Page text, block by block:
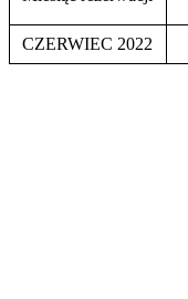
CZERWIEC 2022